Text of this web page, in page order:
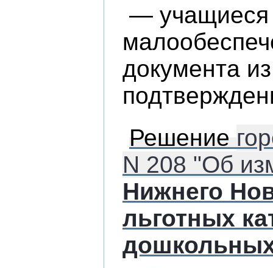
— учащиеся
документа
Решение
N 208 "Об
Нижнего
льготных